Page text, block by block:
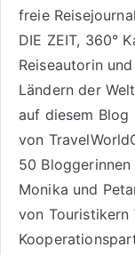
freie
DIE ZEIT, 360°
Reiseautorinund
Ländern der
auf diesem
von
50 Bloggerinnen
Monika und
von Touristikern